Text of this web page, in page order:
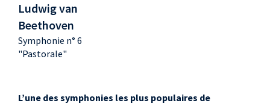
Ludwig van
Beethoven
Symphonie n° 6
"Pastorale"
L’une des symphonies les plus populaires de